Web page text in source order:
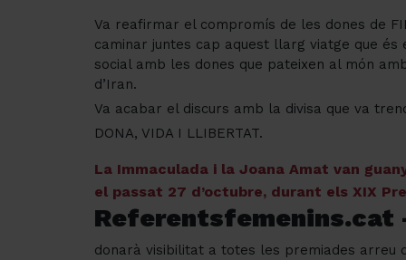
Va reafirmar el compromís de les dones de
caminar juntes cap aquest llarg viatge que
social amb les dones que pateixen al món
d’Iran.
Va acabar el discurs amb la divisa que va
DONA, VIDA I LLIBERTAT.
La Immaculada i la Joana Amat van
el passat 27 d’octubre, durant els XIX
Referentsfemenins.cat
donarà visibilitat a totes les premiades arreu